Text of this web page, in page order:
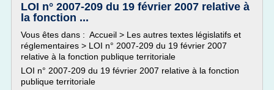
LOI n° 2007-209 du 19 février 2007 relative à
la fonction ...
Vous êtes dans : Accueil > Les autres textes législatifs et
réglementaires > LOI n° 2007-209 du 19 février 2007
relative à la fonction publique territoriale
LOI n° 2007-209 du 19 février 2007 relative à la fonction
publique territoriale